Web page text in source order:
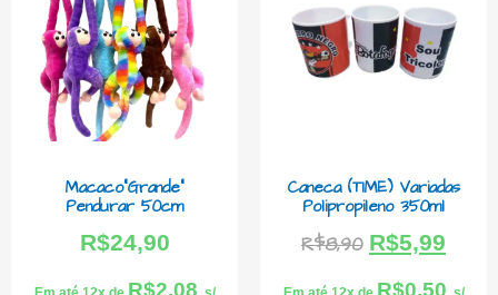
Macaco”Grande”
Pendurar 50cm
R$24,90
R$2,08
Caneca (TIME) Variadas
Polipropileno 350ml
R$8,90 R$5,99
R$0,50